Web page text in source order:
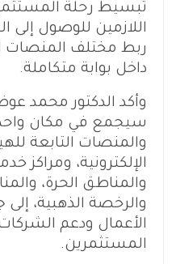
تبسيط رحلة
اللازمين للوصول إلى
ربط مختلف المنصات
داخل بوابة متكاملة.
وأكد الدكتور محمد
سيجمع في مكان
والمنصات التابعة
الإلكترونية، ومراكز
والمناطق الحرة،
والرخصة الذهبية،
الأعمال ودعم
المستثمرين.